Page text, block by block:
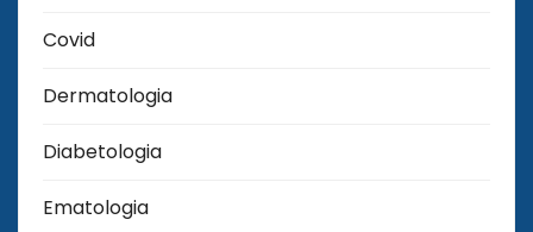
Covid
Dermatologia
Diabetologia
Ematologia